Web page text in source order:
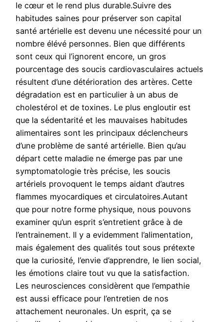
le cœur et le rend plus durable.Suivre des
habitudes saines pour préserver son capital
santé artérielle est devenu une nécessité pour un
nombre élévé personnes. Bien que différents
sont ceux qui l’ignorent encore, un gros
pourcentage des soucis cardiovasculaires actuels
résultent d’une détérioration des artères. Cette
dégradation est en particulier à un abus de
cholestérol et de toxines. Le plus engloutir est
que la sédentarité et les mauvaises habitudes
alimentaires sont les principaux déclencheurs
d’une problème de santé artérielle. Bien qu’au
départ cette maladie ne émerge pas par une
symptomatologie très précise, les soucis
artériels provoquent le temps aidant d’autres
flammes myocardiques et circulatoires.Autant
que pour notre forme physique, nous pouvons
examiner qu’un esprit s’entretient grâce à de
l’entrainement. Il y a evidemment l’alimentation,
mais également des qualités tout sous prétexte
que la curiosité, l’envie d’apprendre, le lien social,
les émotions claire tout vu que la satisfaction.
Les neurosciences considèrent que l’empathie
est aussi efficace pour l’entretien de nos
attachement neuronales. Un esprit, ça se